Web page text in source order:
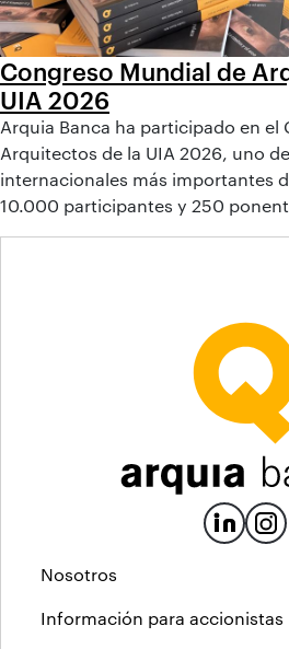
Congreso Mundial de
UIA 2026
Arquia Banca ha participado en el
Arquitectos de la UIA 2026, uno
internacionales más importantes
10.000 participantes y 250
Nosotros
Información para accionistas